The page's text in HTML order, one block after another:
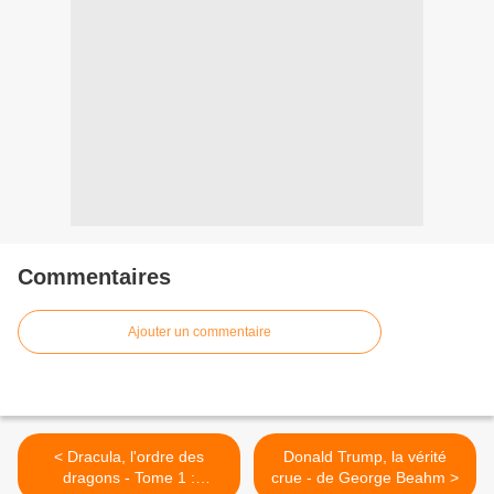
Commentaires
Ajouter un commentaire
< Dracula, l'ordre des
dragons - Tome 1 :
Donald Trump, la vérité
crue - de George Beahm >